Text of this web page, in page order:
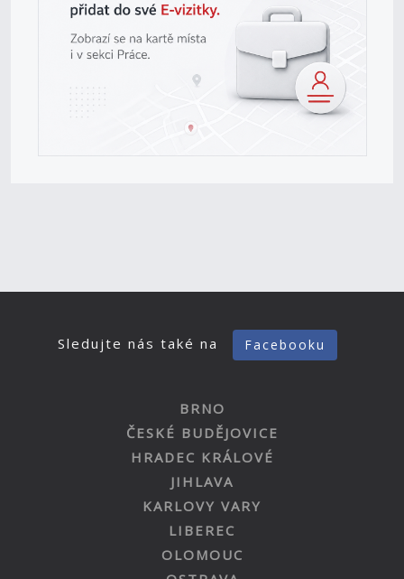
Sledujte nás také na Facebooku
BRNO
ČESKÉ BUDĚJOVICE
HRADEC KRÁLOVÉ
JIHLAVA
KARLOVY VARY
LIBEREC
OLOMOUC